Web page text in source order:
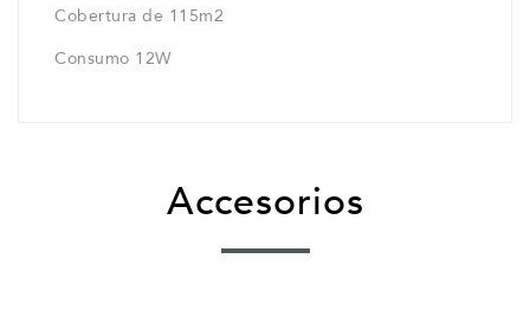
Cobertura de 115m2
Consumo 12W
Accesorios